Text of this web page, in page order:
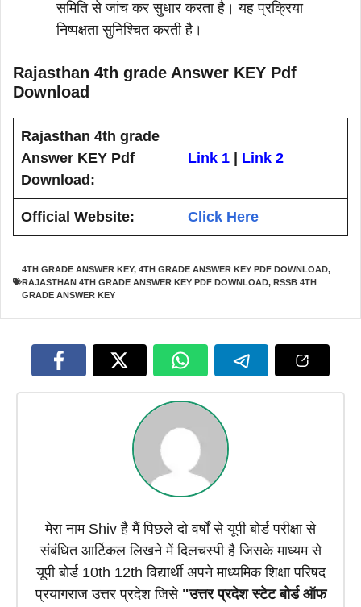
समिति से जांच कर सुधार करता है। यह प्रक्रिया
निष्पक्षता सुनिश्चित करती है।
Rajasthan 4th grade Answer KEY Pdf
Download
Rajasthan 4th grade
Answer KEY Pdf
Download:
Link 1 | Link 2
Official Website: Click Here
4TH GRADE ANSWER KEY, 4TH GRADE ANSWER KEY PDF DOWNLOAD,
RAJASTHAN 4TH GRADE ANSWER KEY PDF DOWNLOAD, RSSB 4TH
GRADE ANSWER KEY
मेरा नाम Shiv है मैं पिछले दो वर्षों से यूपी बोर्ड परीक्षा से
संबंधित आर्टिकल लिखने में दिलचस्पी है जिसके माध्यम से
यूपी बोर्ड 10th 12th विद्यार्थी अपने माध्यमिक शिक्षा परिषद
प्रयागराज उत्तर प्रदेश जिसे "उत्तर प्रदेश स्टेट बोर्ड ऑफ